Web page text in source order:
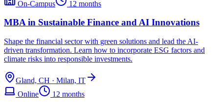
On-Campus
12 months
MBA in Sustainable Finance and AI Innovations
Shape the financial sector with green solutions and lead the AI-
driven transformation. Learn how to incorporate ESG factors and
climate risks into responsible investments.
Gland, CH · Milan, IT
Online
12 months